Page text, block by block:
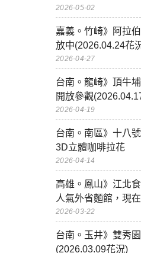
2026-05-02
嘉義。竹崎》阿拉
放中(2026.04.24花
2026-04-27
台南。龍崎》頂牛
開放參觀
2026-04-19
台南。南區》十八
3D立體咖啡拉花
2026-04-14
高雄。鳳山》江北
人氣外省麵館，現
2026-03-22
台南。玉井》雙秀
(2026.03.09花況)